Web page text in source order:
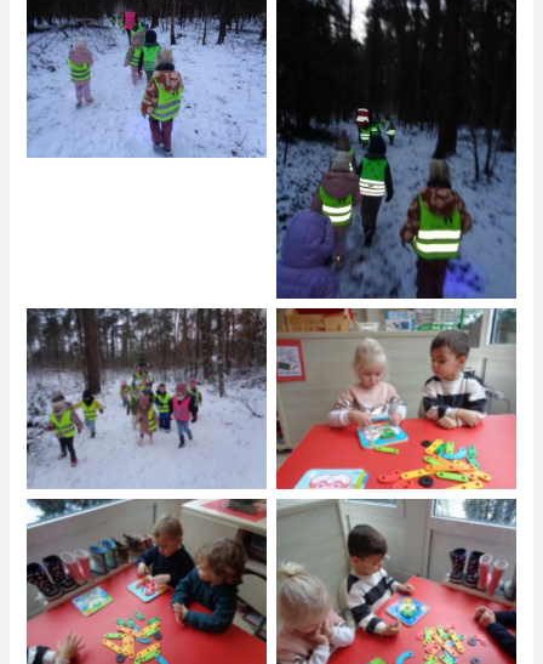
No Caption
No Caption
No Caption No Caption
No Caption No Caption